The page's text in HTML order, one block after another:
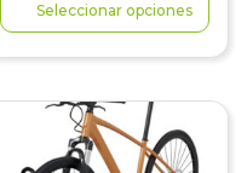
Seleccionar opciones